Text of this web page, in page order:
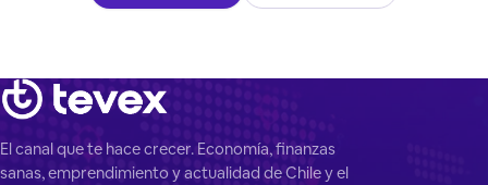
El canal que te hace crecer. Economía, finanzas
sanas, emprendimiento y actualidad de Chile y el